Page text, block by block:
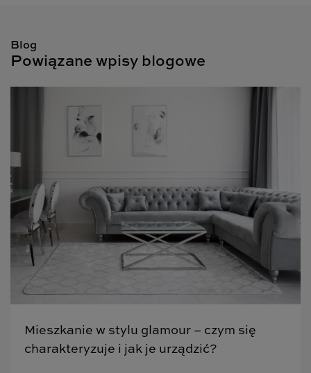
Blog
Powiązane wpisy blogowe
Mieszkanie w stylu glamour – czym się
charakteryzuje i jak je urządzić?